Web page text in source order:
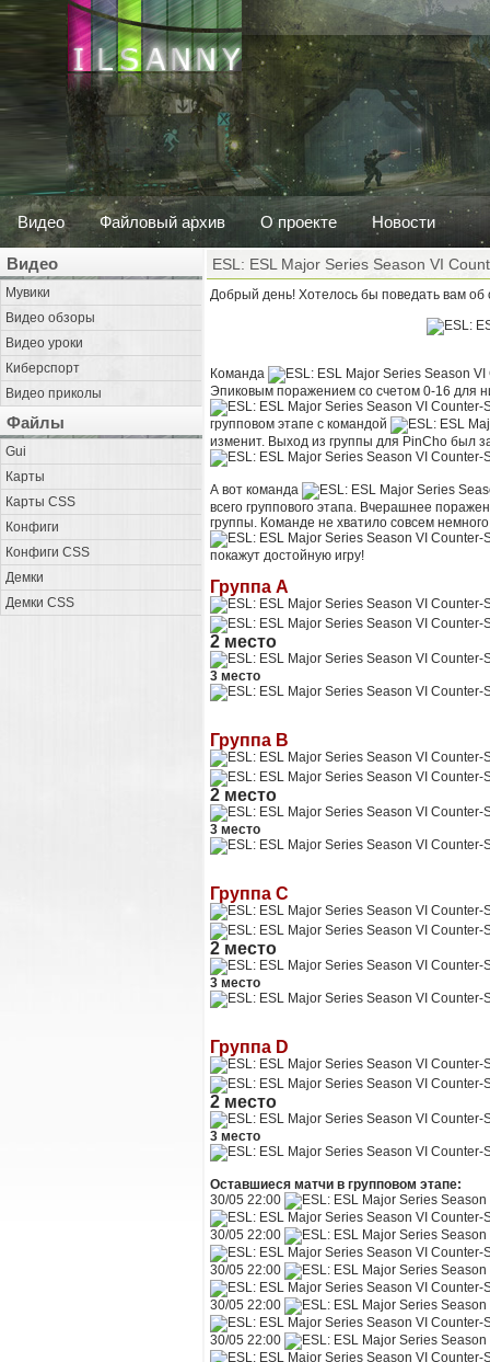
Видео Файловый архив О проекте Новости
Видео
Мувики
Видео обзоры
Видео уроки
Киберспорт
Видео приколы
Файлы
Gui
Карты
Карты CSS
Конфиги
Конфиги CSS
Демки
Демки CSS
ESL: ESL Major Series Season VI
Добрый день! Хотелось бы поведать вам об
Команда
Эпиковым поражением со счетом 0-16 для
групповом этапе с командой
изменит. Выход из группы для PinCho был
А вот команда
всего группового этапа. Вчерашнее
группы. Команде не хватило совсем
покажут достойную игру!
Группа A
2 место
3 место
Группа B
2 место
3 место
Группа C
2 место
3 место
Группа D
2 место
3 место
Оставшиеся матчи в групповом этапе:
30/05 22:00
30/05 22:00
30/05 22:00
30/05 22:00
30/05 22:00